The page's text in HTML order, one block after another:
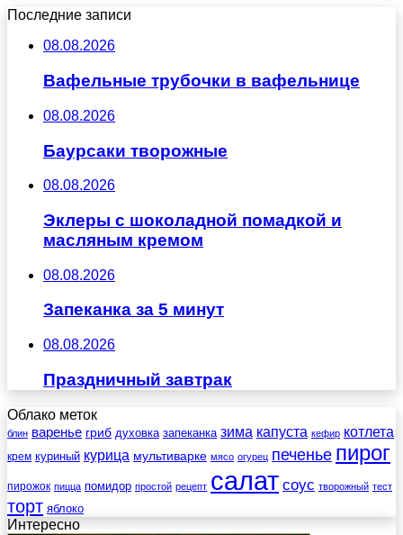
Последние записи
08.08.2026
Вафельные трубочки в вафельнице
08.08.2026
Баурсаки творожные
08.08.2026
Эклеры с шоколадной помадкой и
масляным кремом
08.08.2026
Запеканка за 5 минут
08.08.2026
Праздничный завтрак
Облако меток
блин варенье гриб духовка запеканка зима капуста кефир котлета
крем куриный курица мультиварке мясо огурец печенье пирог
пирожок пицца помидор простой рецепт салат соус творожный тест
торт яблоко
Интересно